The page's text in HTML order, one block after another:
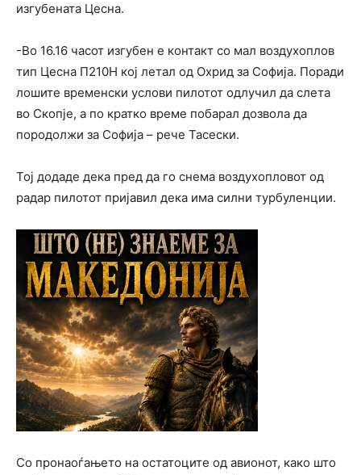
изгубената Цесна.
-Во 16.16 часот изгубен е контакт со мал воздухоплов
тип Цесна П210Н кој летал од Охрид за Софија. Поради
лошите временски услови пилотот одлучил да слета
во Скопје, а по кратко време побарал дозвола да
породолжи за Софија – рече Тасески.
Тој додаде дека пред да го снема воздухопловот од
радар пилотот пријавил дека има силни турбуленции.
Со пронаоѓањето на остатоците од авионот, како што